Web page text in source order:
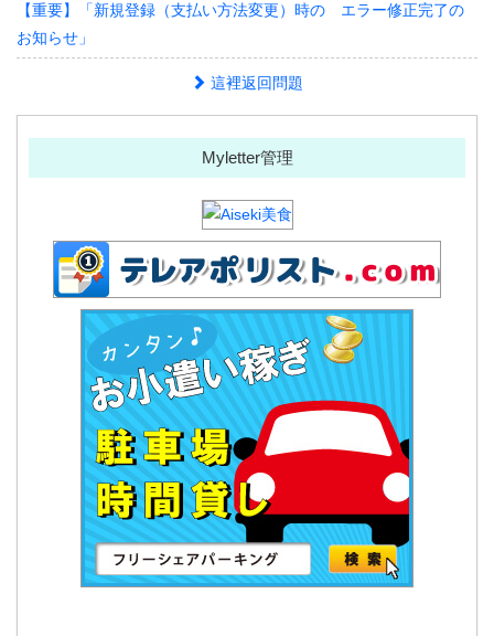
【重要】「新規登録（支払い方法変更）時の エラー修正完了の
お知らせ」
這裡返回問題
Myletter管理